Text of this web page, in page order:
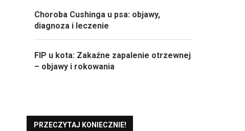
Choroba Cushinga u psa: objawy,
diagnoza i leczenie
FIP u kota: Zakaźne zapalenie otrzewnej
– objawy i rokowania
PRZECZYTAJ KONIECZNIE!